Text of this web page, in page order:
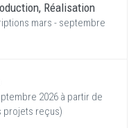
Réalisation
mars - septembre
2026 à partir de
projets reçus)